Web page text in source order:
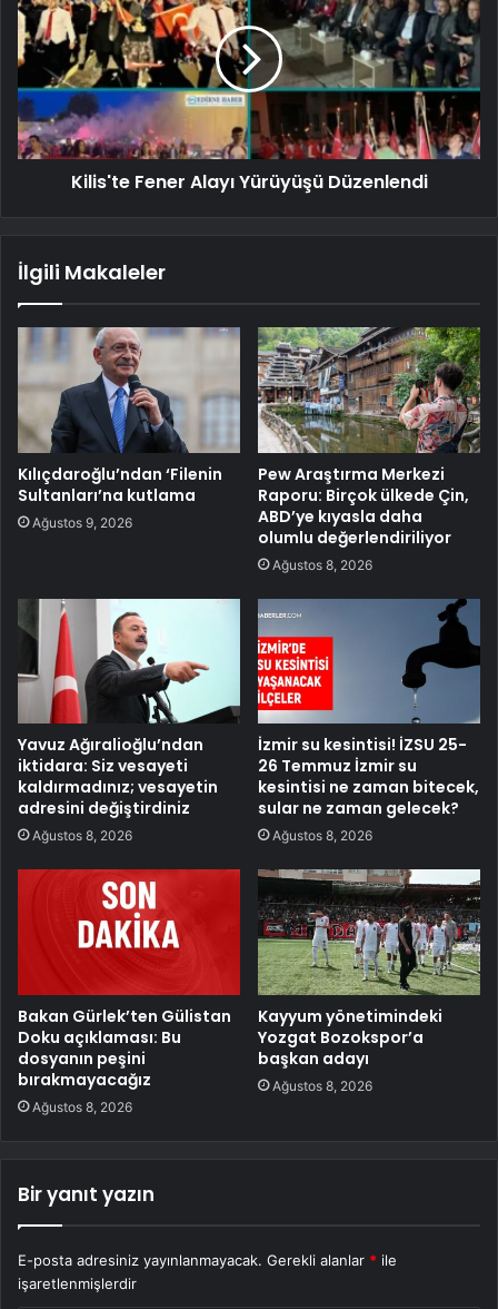
Kilis'te Fener Alayı Yürüyüşü Düzenlendi
İlgili Makaleler
Kılıçdaroğlu’ndan ‘Filenin
Sultanları’na kutlama
Ağustos 9, 2026
Pew Araştırma Merkezi
Raporu: Birçok ülkede Çin,
ABD’ye kıyasla daha
olumlu değerlendiriliyor
Ağustos 8, 2026
Yavuz Ağıralioğlu’ndan
iktidara: Siz vesayeti
kaldırmadınız; vesayetin
adresini değiştirdiniz
Ağustos 8, 2026
İzmir su kesintisi! İZSU 25-
26 Temmuz İzmir su
kesintisi ne zaman bitecek,
sular ne zaman gelecek?
Ağustos 8, 2026
Bakan Gürlek’ten Gülistan
Doku açıklaması: Bu
dosyanın peşini
bırakmayacağız
Ağustos 8, 2026
Kayyum yönetimindeki
Yozgat Bozokspor’a
başkan adayı
Ağustos 8, 2026
Bir yanıt yazın
E-posta adresiniz yayınlanmayacak. Gerekli alanlar * ile
işaretlenmişlerdir